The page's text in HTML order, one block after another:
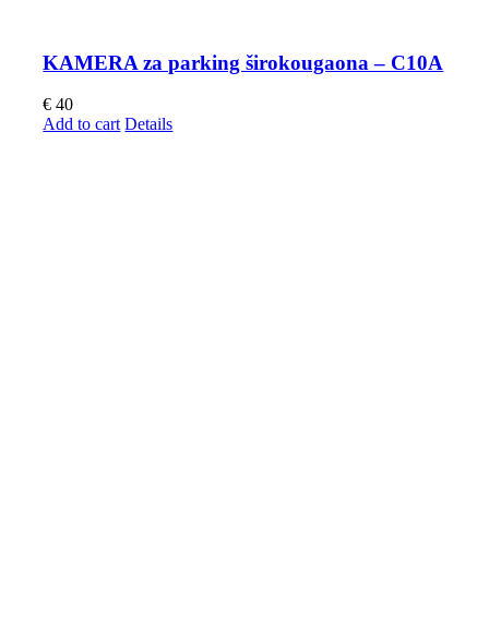
KAMERA za parking širokougaona – C10A
€ 40
Add to cart Details